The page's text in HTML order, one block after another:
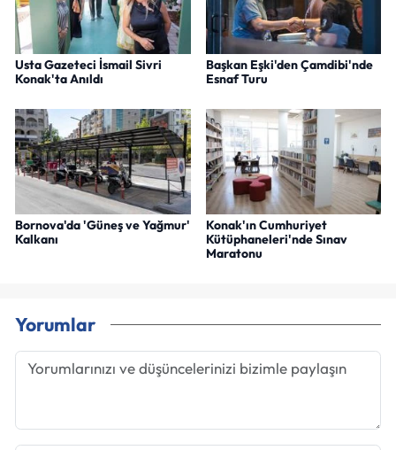
Usta Gazeteci İsmail Sivri
Konak'ta Anıldı
Başkan Eşki'den Çamdibi'nde
Esnaf Turu
Bornova'da 'Güneş ve Yağmur'
Kalkanı
Konak'ın Cumhuriyet
Kütüphaneleri'nde Sınav
Maratonu
Yorumlar